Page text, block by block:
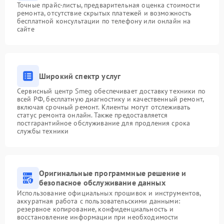
Точные прайс-листы, предварительная оценка стоимости
ремонта, отсутствие скрытых платежей и возможность
бесплатной консультации по телефону или онлайн на
сайте
Широкий спектр услуг
Сервисный центр Smeg обеспечивает доставку техники по
всей РФ, бесплатную диагностику и качественный ремонт,
включая срочный ремонт. Клиенты могут отслеживать
статус ремонта онлайн. Также предоставляется
постгарантийное обслуживание для продления срока
службы техники
Оригинальные программные решение и
безопасное обслуживание данных
Использование официальных прошивок и инструментов,
аккуратная работа с пользовательскими данными:
резервное копирование, конфиденциальность и
восстановление информации при необходимости